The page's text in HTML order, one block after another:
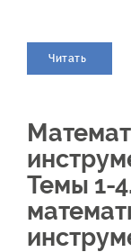
Читать
Темы 1-